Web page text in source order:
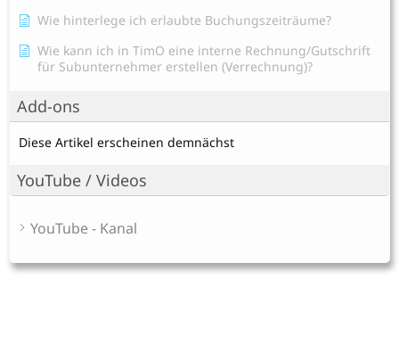
Wie hinterlege ich erlaubte Buchungszeiträume?
Wie kann ich in TimO eine interne Rechnung/Gutschrift
für Subunternehmer erstellen (Verrechnung)?
Add-ons
Diese Artikel erscheinen demnächst
YouTube / Videos
YouTube - Kanal